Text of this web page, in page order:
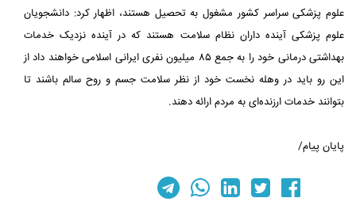
علوم پزشکی سراسر کشور مشغول به تحصیل هستند، اظهار کرد: دانشجویان
علوم پزشکی آینده داران نظام سلامت هستند که در آینده نزدیک خدمات
بهداشتی درمانی خود را به جمع ۸۵ میلیون نفری ایرانی اسلامی خواهند داد از
این رو باید در وهله نخست خود از نظر سلامت جسم و روح سالم باشند تا
بتوانند خدمات ارزنده‌ای به مردم ارائه دهند.
پایان پیام/